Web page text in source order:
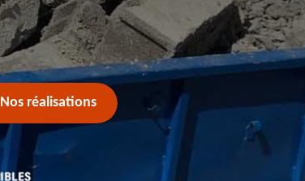
Nos réalisations